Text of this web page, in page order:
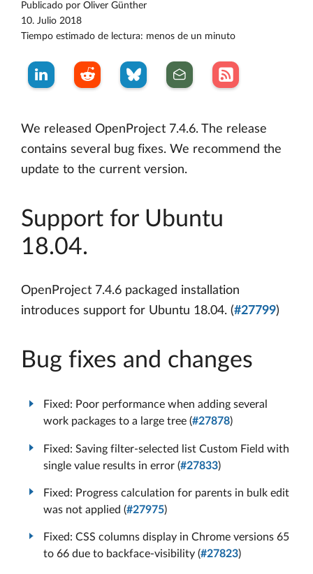
Publicado por Oliver Günther
10. Julio 2018
Tiempo estimado de lectura: menos de un minuto
We released OpenProject 7.4.6. The release
contains several bug fixes. We recommend the
update to the current version.
Support for Ubuntu
18.04.
OpenProject 7.4.6 packaged installation
introduces support for Ubuntu 18.04. (#27799)
Bug fixes and changes
Fixed: Poor performance when adding several
work packages to a large tree (#27878)
Fixed: Saving filter-selected list Custom Field with
single value results in error (#27833)
Fixed: Progress calculation for parents in bulk edit
was not applied (#27975)
Fixed: CSS columns display in Chrome versions 65
to 66 due to backface-visibility (#27823)